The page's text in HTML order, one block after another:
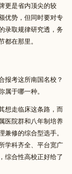
更是省内顶尖的较
优势，但同时要对专
录取规律研究透，务
在那里。
报考这所南国名校？
于哪一种。
想走临床这条路，而
医院群和八年制培养
修的综合型选手。
学科齐全、平台宽广
综合性高校正好给了